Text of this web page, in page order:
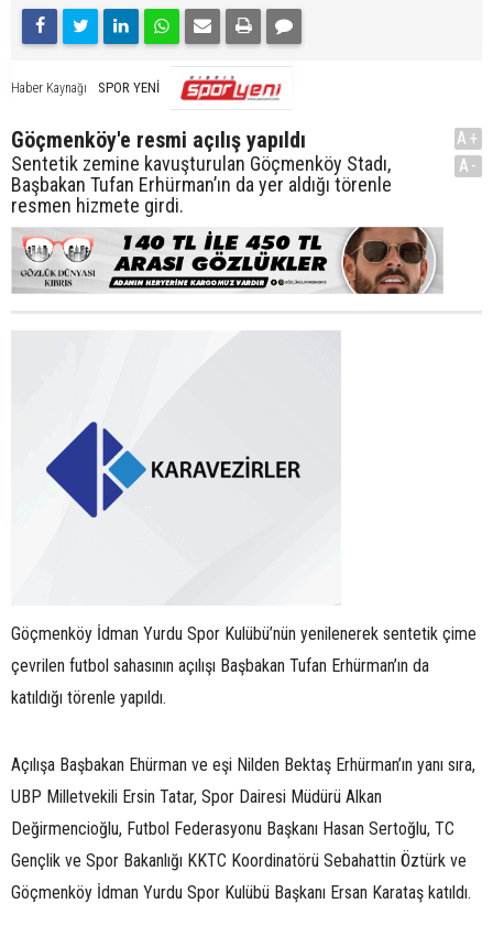
Haber Kaynağı SPOR YENİ
Göçmenköy'e resmi açılış yapıldı
Sentetik zemine kavuşturulan Göçmenköy Stadı,
Başbakan Tufan Erhürman’ın da yer aldığı törenle
resmen hizmete girdi.
A+
A-
Göçmenköy İdman Yurdu Spor Kulübü’nün yenilenerek sentetik çime
çevrilen futbol sahasının açılışı Başbakan Tufan Erhürman’ın da
katıldığı törenle yapıldı.
Açılışa Başbakan Ehürman ve eşi Nilden Bektaş Erhürman’ın yanı sıra,
UBP Milletvekili Ersin Tatar, Spor Dairesi Müdürü Alkan
Değirmencioğlu, Futbol Federasyonu Başkanı Hasan Sertoğlu, TC
Gençlik ve Spor Bakanlığı KKTC Koordinatörü Sebahattin Öztürk ve
Göçmenköy İdman Yurdu Spor Kulübü Başkanı Ersan Karataş katıldı.